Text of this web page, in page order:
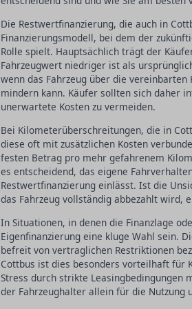
Die Restwertfinanzierung, die auch in
Finanzierungsmodell, bei dem der
Rolle spielt. Hauptsächlich trägt der
Fahrzeugwert niedriger ist als
wenn das Fahrzeug über die
mindern kann. Käufer sollten sich daher
unerwartete Kosten zu vermeiden.
Bei Kilometerüberschreitungen, die in
diese oft mit zusätzlichen Kosten
festen Betrag pro mehr gefahrenem
es entscheidend, das eigene
Restwertfinanzierung einlässt. Ist die
das Fahrzeug vollständig abbezahlt wird,
In Situationen, in denen die Finanzlage
Eigenfinanzierung eine kluge Wahl sein.
befreit von vertraglichen Restriktionen
Cottbus ist dies besonders vorteilhaft für
Stress durch strikte Leasingbedingungen
der Fahrzeughalter allein für die